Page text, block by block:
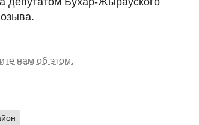
нам об этом.